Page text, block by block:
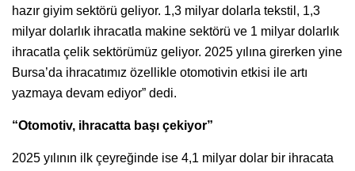
hazır giyim sektörü geliyor. 1,3 milyar dolarla tekstil, 1,3
milyar dolarlık ihracatla makine sektörü ve 1 milyar dolarlık
ihracatla çelik sektörümüz geliyor. 2025 yılına girerken yine
Bursa’da ihracatımız özellikle otomotivin etkisi ile artı
yazmaya devam ediyor” dedi.
“Otomotiv, ihracatta başı çekiyor”
2025 yılının ilk çeyreğinde ise 4,1 milyar dolar bir ihracata